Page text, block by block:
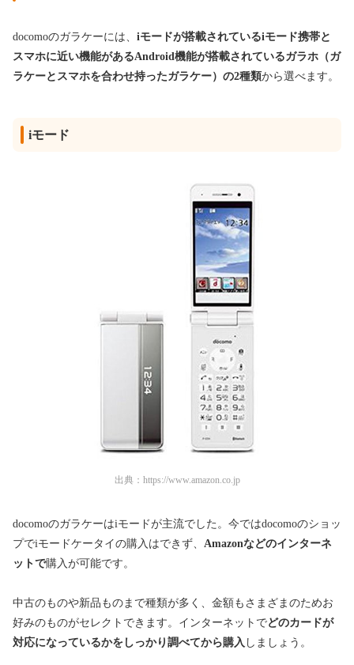
docomoのガラケーには、 iモードが搭載されているiモード携帯と
スマホに近い機能があるAndroid機能が搭載されているガラホ（ガ
ラケーとスマホを合わせ持ったガラケー）の2種類から選べます。
iモード
出典： https://www.amazon.co.jp
docomoのガラケーはiモードが主流でした。今ではdocomoのショッ
プでiモードケータイの購入はできず、 Amazonなどのインターネ
ットで購入が可能です。
中古のものや新品ものまで種類が多く、金額もさまざまのためお
好みのものがセレクトできます。インターネットでどのカードが
対応になっているかをしっかり調べてから購入 しましょう。